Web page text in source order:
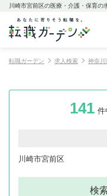
川崎市宮前区の医療・介護・保育
転職ガーデン 求人検索 神奈川
141 件
川崎市宮前区
検